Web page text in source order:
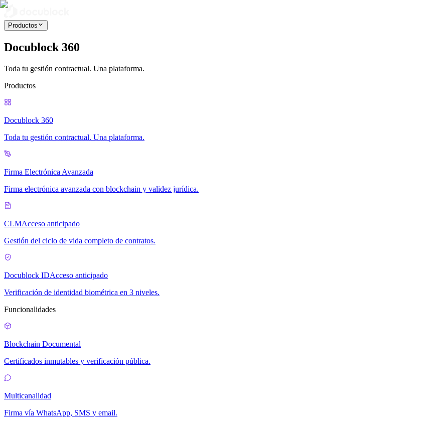
Productos
Docublock 360
Toda tu gestión contractual. Una plataforma.
Productos
Docublock 360
Toda tu gestión contractual. Una plataforma.
Firma Electrónica Avanzada
Firma electrónica avanzada con blockchain y validez jurídica.
CLMAcceso anticipado
Gestión del ciclo de vida completo de contratos.
Docublock IDAcceso anticipado
Verificación de identidad biométrica en 3 niveles.
Funcionalidades
Blockchain Documental
Certificados inmutables y verificación pública.
Multicanalidad
Firma vía WhatsApp, SMS y email.